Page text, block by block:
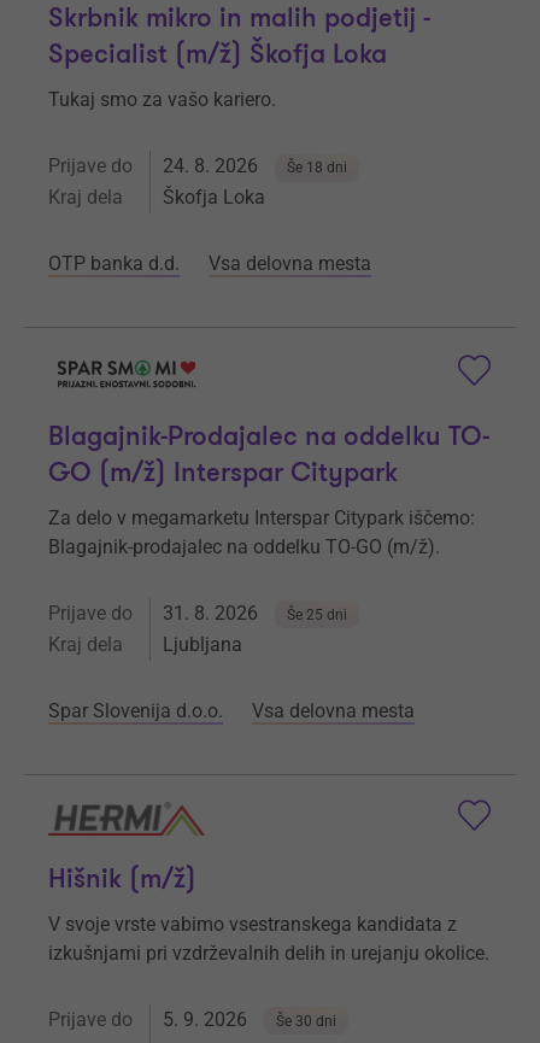
Skrbnik mikro in malih podjetij -
Specialist (m/ž) Škofja Loka
Tukaj smo za vašo kariero.
Prijave do 24. 8. 2026 Še 18 dni
Kraj dela Škofja Loka
OTP banka d.d. Vsa delovna mesta
Blagajnik-Prodajalec na oddelku TO-
GO (m/ž) Interspar Citypark
Za delo v megamarketu Interspar Citypark iščemo:
Blagajnik-prodajalec na oddelku TO-GO (m/ž).
Prijave do 31. 8. 2026 Še 25 dni
Kraj dela Ljubljana
Spar Slovenija d.o.o. Vsa delovna mesta
Hišnik (m/ž)
V svoje vrste vabimo vsestranskega kandidata z
izkušnjami pri vzdrževalnih delih in urejanju okolice.
Prijave do 5. 9. 2026 Še 30 dni